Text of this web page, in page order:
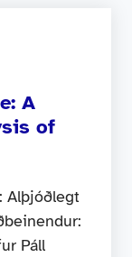
A
of
Alþjóðlegt
Páll